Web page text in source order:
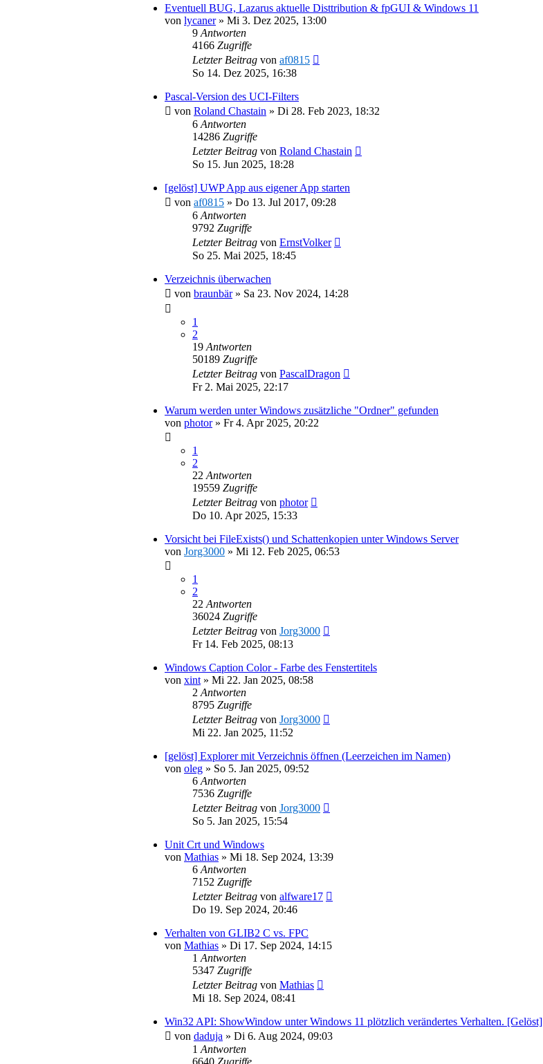
Eventuell BUG, Lazarus aktuelle Disttribution & fpGUI & Windows 11
von lycaner» Mi 3. Dez 2025, 13:00
9 Antworten
4166 Zugriffe
Letzter Beitrag von af0815
So 14. Dez 2025, 16:38
Pascal-Version des UCI-Filters
von Roland Chastain » Di 28. Feb 2023, 18:32
6 Antworten
14286 Zugriffe
Letzter Beitrag von Roland Chastain
So 15. Jun 2025, 18:28
[gelöst] UWP App aus eigener App starten
von af0815 » Do 13. Jul 2017, 09:28
6 Antworten
9792 Zugriffe
Letzter Beitrag von ErnstVolker
So 25. Mai 2025, 18:45
Verzeichnis überwachen
von braunbär» Sa 23. Nov 2024, 14:28
1
2
19 Antworten
50189 Zugriffe
Letzter Beitrag von PascalDragon
Fr 2. Mai 2025, 22:17
Warum werden unter Windows zusätzliche "Ordner" gefunden
von photor» Fr 4. Apr 2025, 20:22
1
2
22 Antworten
19559 Zugriffe
Letzter Beitrag von photor
Do 10. Apr 2025, 15:33
Vorsicht bei FileExists() und Schattenkopien unter Windows Server
von Jorg3000 » Mi 12. Feb 2025, 06:53
1
2
22 Antworten
36024 Zugriffe
Letzter Beitrag von Jorg3000
Fr 14. Feb 2025, 08:13
Windows Caption Color - Farbe des Fenstertitels
von xint » Mi 22. Jan 2025, 08:58
2 Antworten
8795 Zugriffe
Letzter Beitrag von Jorg3000
Mi 22. Jan 2025, 11:52
[gelöst] Explorer mit Verzeichnis öffnen (Leerzeichen im Namen)
von oleg » So 5. Jan 2025, 09:52
6 Antworten
7536 Zugriffe
Letzter Beitrag von Jorg3000
So 5. Jan 2025, 15:54
Unit Crt und Windows
von Mathias » Mi 18. Sep 2024, 13:39
6 Antworten
7152 Zugriffe
Letzter Beitrag von alfware17
Do 19. Sep 2024, 20:46
Verhalten von GLIB2 C vs. FPC
von Mathias » Di 17. Sep 2024, 14:15
1 Antworten
5347 Zugriffe
Letzter Beitrag von Mathias
Mi 18. Sep 2024, 08:41
Win32 API: ShowWindow unter Windows 11 plötzlich verändertes Verhalten. [Gelöst]
von daduja » Di 6. Aug 2024, 09:03
1 Antworten
6640 Zugriffe